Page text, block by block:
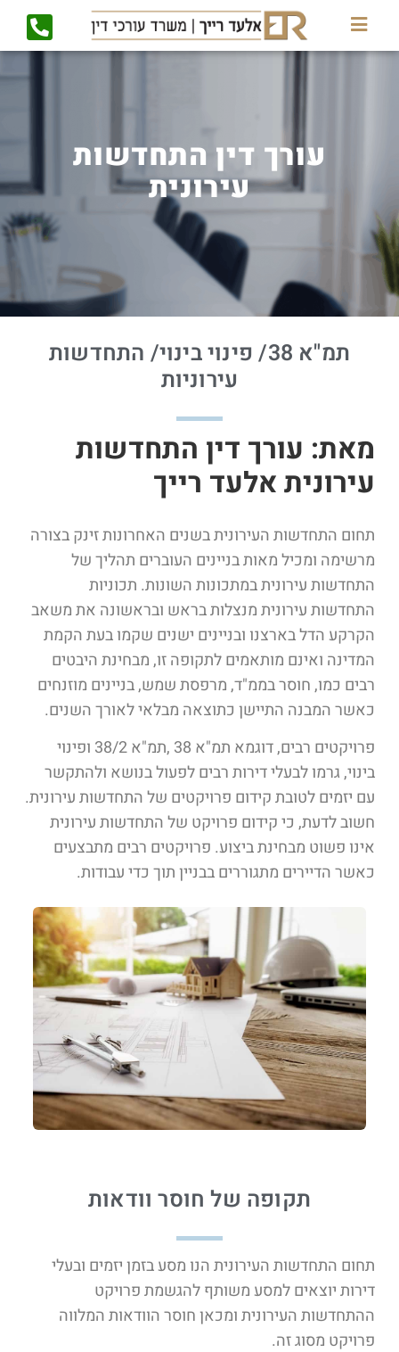
עורך דין התחדשות
עירונית
תמ"א 38/ פינוי בינוי/ התחדשות
עירוניות
מאת: עורך דין התחדשות
עירונית אלעד רייך​
תחום התחדשות העירונית בשנים האחרונות זינק בצורה
מרשימה ומכיל מאות בניינים העוברים תהליך של
התחדשות עירונית במתכונות השונות. תכוניות
התחדשות עירונית מנצלות בראש ובראשונה את משאב
הקרקע הדל בארצנו ובניינים ישנים שקמו בעת הקמת
המדינה ואינם מותאמים לתקופה זו, מבחינת היבטים
רבים כמו, חוסר בממ"ד, מרפסת שמש, בניינים מוזנחים
כאשר המבנה התיישן כתוצאה מבלאי לאורך השנים.
פרויקטים רבים, דוגמא תמ"א 38 ,תמ"א 38/2 ופינוי
בינוי, גרמו לבעלי דירות רבים לפעול בנושא ולהתקשר
עם יזמים לטובת קידום פרויקטים של התחדשות עירונית.
חשוב לדעת, כי קידום פרויקט של התחדשות עירונית
אינו פשוט מבחינת ביצוע. פרויקטים רבים מתבצעים
כאשר הדיירים מתגוררים בבניין תוך כדי עבודות.
תקופה של חוסר וודאות
תחום התחדשות העירונית הנו מסע בזמן יזמים ובעלי
דירות יוצאים למסע משותף להגשמת פרויקט
ההתחדשות העירונית ומכאן חוסר הוודאות המלווה
פרויקט מסוג זה.